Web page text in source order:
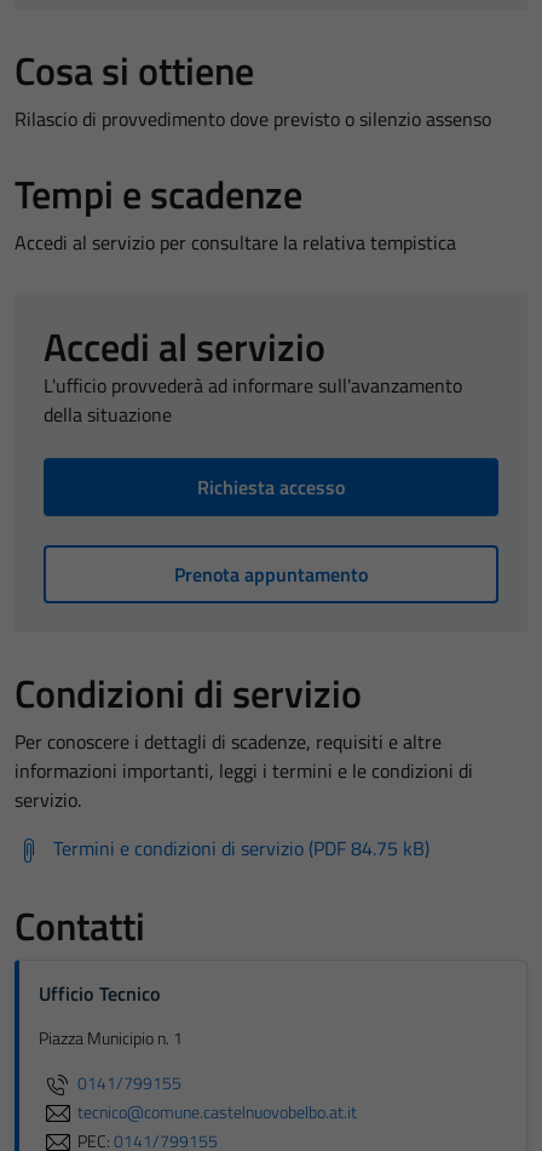
Cosa si ottiene
Rilascio di provvedimento dove previsto o silenzio assenso
Tempi e scadenze
Accedi al servizio per consultare la relativa tempistica
Accedi al servizio
L'ufficio provvederà ad informare sull'avanzamento
della situazione
Richiesta accesso
Prenota appuntamento
Condizioni di servizio
Per conoscere i dettagli di scadenze, requisiti e altre
informazioni importanti, leggi i termini e le condizioni di
servizio.
Termini e condizioni di servizio (PDF 84.75 kB)
Contatti
Ufficio Tecnico
Piazza Municipio n. 1
0141/799155
tecnico@comune.castelnuovobelbo.at.it
PEC:0141/799155